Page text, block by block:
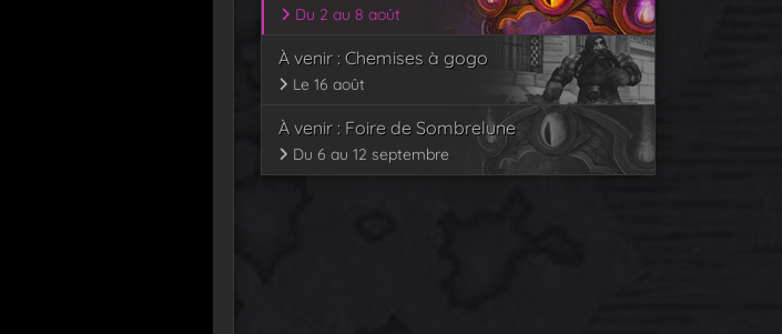
Du 2 au 8 août
À venir : Chemises à gogo
Le 16 août
À venir : Foire de Sombrelune
Du 6 au 12 septembre